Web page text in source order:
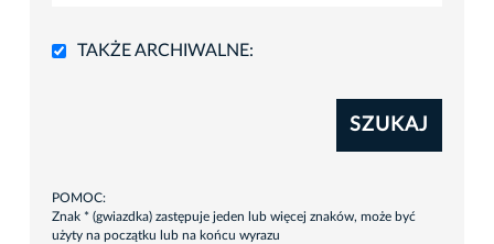
TAKŻE ARCHIWALNE:
SZUKAJ
POMOC:
Znak * (gwiazdka) zastępuje jeden lub więcej znaków, może być
użyty na początku lub na końcu wyrazu